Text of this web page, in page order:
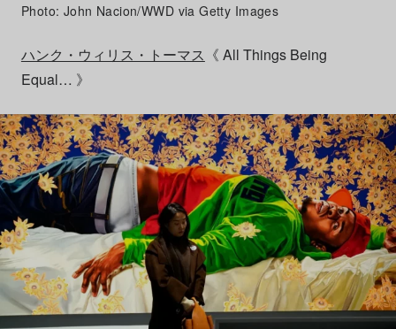
Photo: John Nacion/WWD via Getty Images
ハンク・ウィリス・トーマス 《 All Things Being
Equal… 》